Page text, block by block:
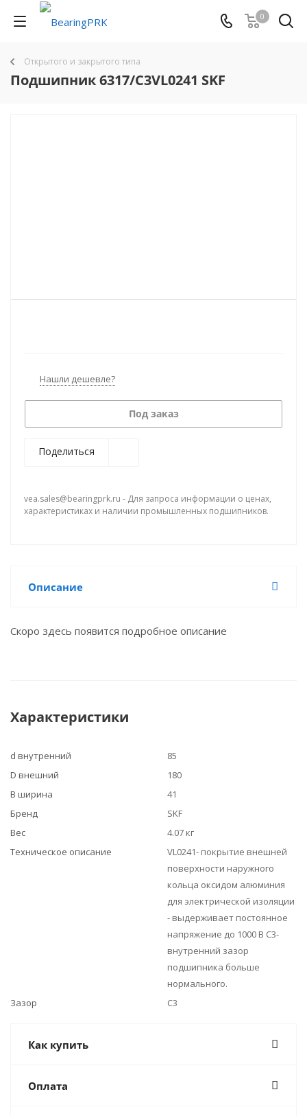
0
Открытого и закрытого типа
Подшипник 6317/C3VL0241 SKF
Нашли дешевле?
Под заказ
Поделиться
vea.sales@bearingprk.ru - Для запроса информации о ценах,
характеристиках и наличии промышленных подшипников.
Описание
Скоро здесь появится подробное описание
Характеристики
d внутренний
85
D внешний
180
B ширина
41
Бренд
SKF
Вес
4.07 кг
Техническое описание
VL0241- покрытие внешней
поверхности наружного
кольца оксидом алюминия
для электрической изоляции
- выдерживает постоянное
напряжение до 1000 В C3-
внутренний зазор
подшипника больше
нормального.
Зазор
C3
Как купить
Оплата